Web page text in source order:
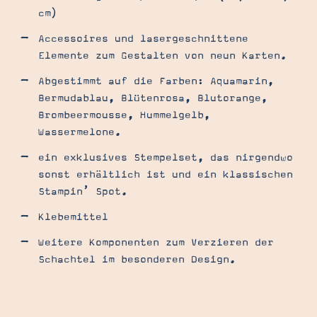
cm)
Accessoires und lasergeschnittene
Elemente zum Gestalten von neun Karten.
Abgestimmt auf die Farben: Aquamarin,
Bermudablau, Blütenrosa, Blutorange,
Brombeermousse, Hummelgelb,
Wassermelone.
ein exklusives Stempelset, das nirgendwo
sonst erhältlich ist und ein klassischen
Stampin’ Spot.
Klebemittel
Weitere Komponenten zum Verzieren der
Schachtel im besonderen Design.